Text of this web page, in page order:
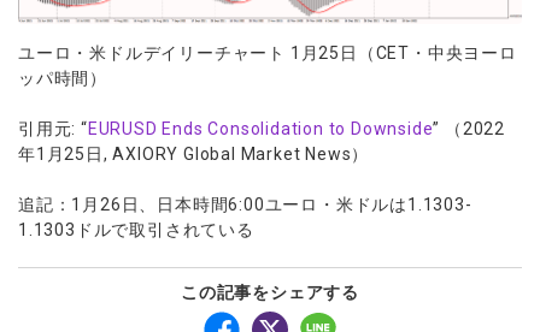
ユーロ・米ドルデイリーチャート 1月25日（CET・中央ヨーロ
ッパ時間）
引用元: “EURUSD Ends Consolidation to Downside” （2022
年1月25日, AXIORY Global Market News）
追記：1月26日、日本時間6:00ユーロ・米ドルは1.1303-
1.1303ドルで取引されている
この記事をシェアする